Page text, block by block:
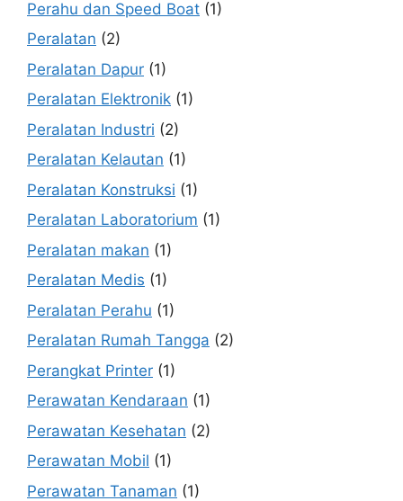
Perahu dan Speed Boat (1)
Peralatan (2)
Peralatan Dapur (1)
Peralatan Elektronik (1)
Peralatan Industri (2)
Peralatan Kelautan (1)
Peralatan Konstruksi (1)
Peralatan Laboratorium (1)
Peralatan makan (1)
Peralatan Medis (1)
Peralatan Perahu (1)
Peralatan Rumah Tangga (2)
Perangkat Printer (1)
Perawatan Kendaraan (1)
Perawatan Kesehatan (2)
Perawatan Mobil (1)
Perawatan Tanaman (1)